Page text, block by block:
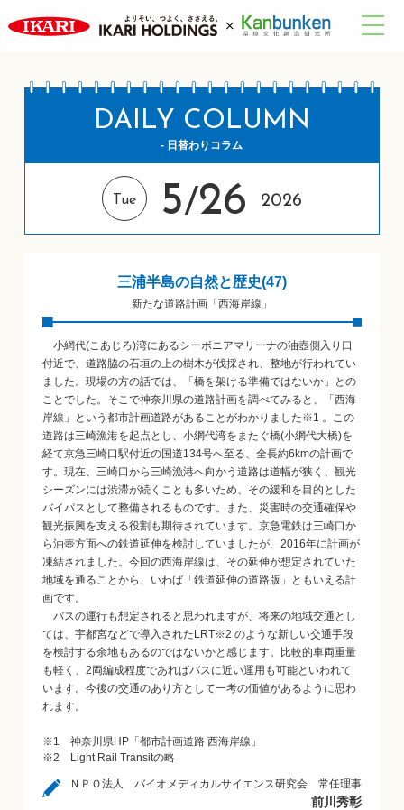
DAILY COLUMN
- 日替わりコラム
Tue 5/26 2026
三浦半島の自然と歴史(47)
新たな道路計画「西海岸線」
小網代(こあじろ)湾にあるシーボニアマリーナの油壺側入り口
付近で、道路脇の石垣の上の樹木が伐採され、整地が行われてい
ました。現場の方の話では、「橋を架ける準備ではないか」との
ことでした。そこで神奈川県の道路計画を調べてみると、「西海
岸線」という都市計画道路があることがわかりました※1 。この
道路は三崎漁港を起点とし、小網代湾をまたぐ橋(小網代大橋)を
経て京急三崎口駅付近の国道134号へ至る、全長約6kmの計画で
す。現在、三崎口から三崎漁港へ向かう道路は道幅が狭く、観光
シーズンには渋滞が続くことも多いため、その緩和を目的とした
バイパスとして整備されるものです。また、災害時の交通確保や
観光振興を支える役割も期待されています。京急電鉄は三崎口か
ら油壺方面への鉄道延伸を検討していましたが、2016年に計画が
凍結されました。今回の西海岸線は、その延伸が想定されていた
地域を通ることから、いわば「鉄道延伸の道路版」ともいえる計
画です。
バスの運行も想定されると思われますが、将来の地域交通とし
ては、宇都宮などで導入されたLRT※2 のような新しい交通手段
を検討する余地もあるのではないかと感じます。比較的車両重量
も軽く、2両編成程度であればバスに近い運用も可能といわれて
います。今後の交通のあり方として一考の価値があるように思わ
れます。
※1 神奈川県HP「都市計画道路 西海岸線」
※2 Light Rail Transitの略
ＮＰＯ法人 バイオメディカルサイエンス研究会 常任理事
前川秀彰